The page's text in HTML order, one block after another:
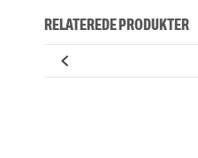
RELATEREDE PRODUKTER